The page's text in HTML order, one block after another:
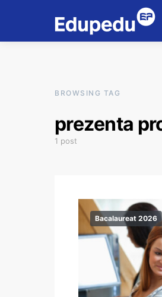
BROWSING TAG
prezenta
1 post
Bacalaureat 2026